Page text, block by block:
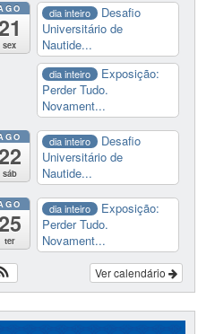
sex
dia inteiro
Desafio
Universitário de
Nautide...
dia inteiro
Exposição:
Perder Tudo.
Novament...
sáb
dia inteiro
Desafio
Universitário de
Nautide...
ter
dia inteiro
Exposição:
Perder Tudo.
Novament...
Ver calendário